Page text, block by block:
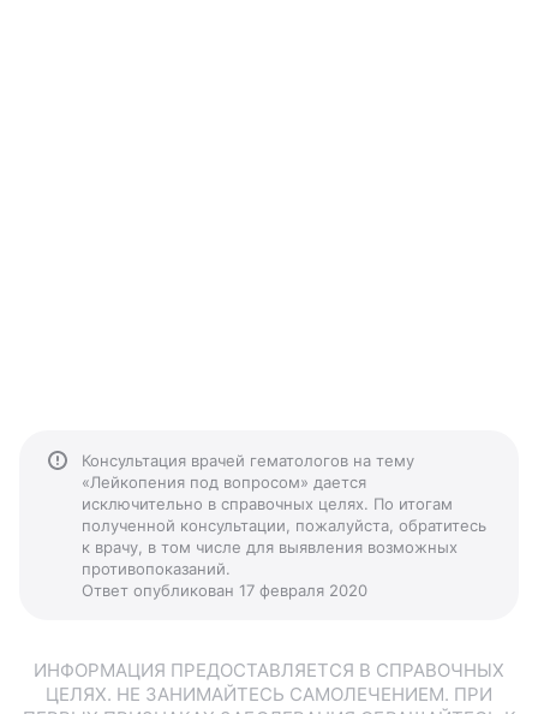
Консультация врачей гематологов на тему
«Лейкопения под вопросом» дается
исключительно в справочных целях. По итогам
полученной консультации, пожалуйста, обратитесь
к врачу, в том числе для выявления возможных
противопоказаний.
Ответ опубликован 17 февраля 2020
ИНФОРМАЦИЯ ПРЕДОСТАВЛЯЕТСЯ В СПРАВОЧНЫХ
ЦЕЛЯХ. НЕ ЗАНИМАЙТЕСЬ САМОЛЕЧЕНИЕМ. ПРИ